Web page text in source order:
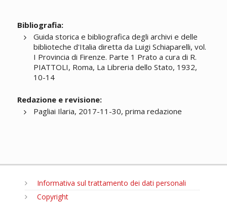
Bibliografia:
Guida storica e bibliografica degli archivi e delle
biblioteche d'Italia diretta da Luigi Schiaparelli, vol.
I Provincia di Firenze. Parte 1 Prato a cura di R.
PIATTOLI, Roma, La Libreria dello Stato, 1932,
10-14
Redazione e revisione:
Pagliai Ilaria, 2017-11-30, prima redazione
Informativa sul trattamento dei dati personali
Copyright